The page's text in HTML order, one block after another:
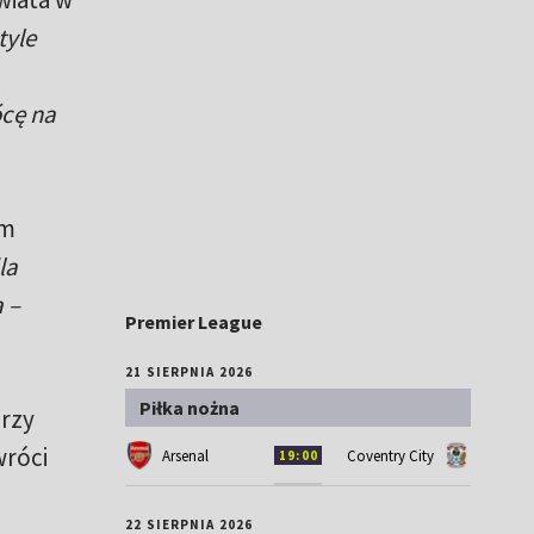
na
–
Premier League
21 SIERPNIA 2026
Piłka nożna
Arsenal 19:00 Coventry City
22 SIERPNIA 2026